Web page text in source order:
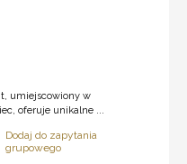
umiejscowiony w
oferuje unikalne ...